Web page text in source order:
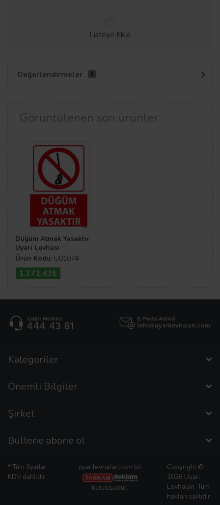
Listeye Ekle
Değerlendirmeler 0
Görüntülenen son ürünler
Düğüm Atmak Yasaktır
Uyarı Levhası
Ürün Kodu: U01074
1.371,43₺
Kategoriler
Önemli Bilgiler
Şirket
Bültene abone ol
* Tüm fiyatlar
KDV dahildir.
uyarilevhalari.com bir
kuruluşudur.
Copyright ©
2026 Uyarı
Levhaları. Tüm
hakları saklıdır.